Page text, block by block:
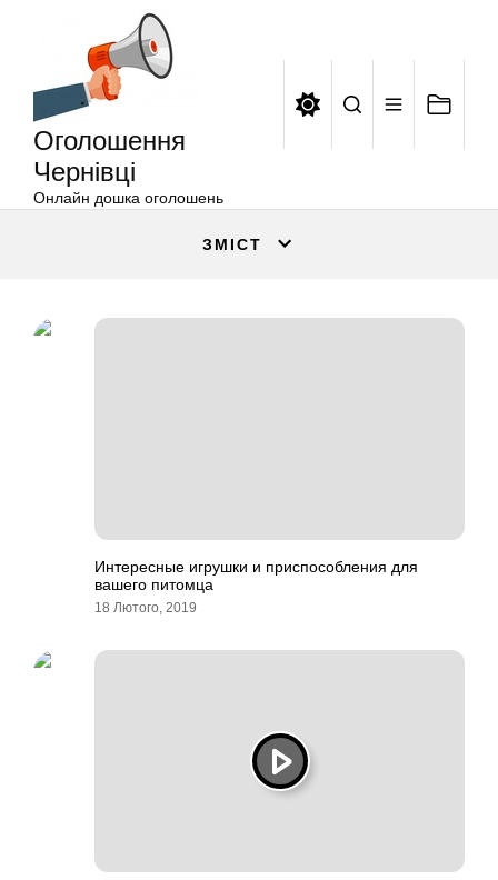
Оголошення
Чернівці
Онлайн дошка оголошень
ЗМІСТ
Интересные игрушки и приспособления для
вашего питомца
18 Лютого, 2019